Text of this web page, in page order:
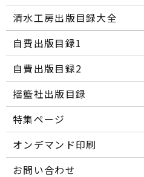
清水工房出版目録大全
自費出版目録1
自費出版目録2
揺籃社出版目録
特集ページ
オンデマンド印刷
お問い合わせ